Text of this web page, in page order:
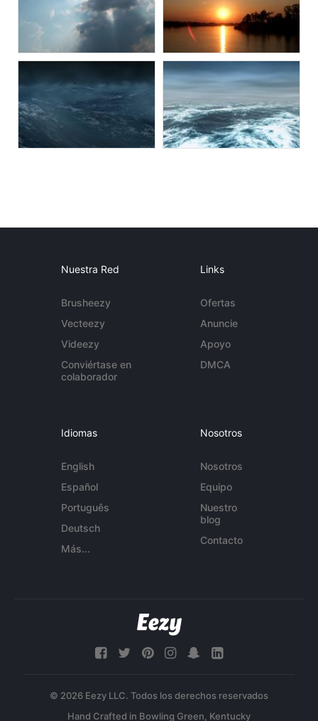
Nuestra Red
Brusheezy
Vecteezy
Videezy
Conviértase en
colaborador
Links
Ofertas
Anuncie
Apoyo
DMCA
Idiomas
English
Español
Português
Deutsch
Más...
Nosotros
Nosotros
Equipo
Nuestro
blog
Contacto
© 2026 Eezy LLC. Todos los derechos reservados